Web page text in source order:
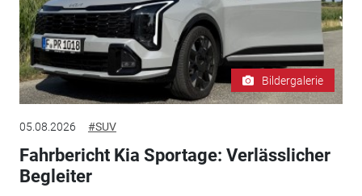
Bildergalerie
05.08.2026 #SUV
Fahrbericht Kia Sportage: Verlässlicher
Begleiter